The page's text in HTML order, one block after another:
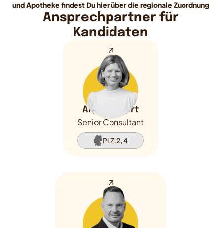
und Apotheke findest Du hier über die regionale Zuordnung
Ansprechpartner für
Kandidaten
Anja Klinkert
Senior Consultant
PLZ:2, 4